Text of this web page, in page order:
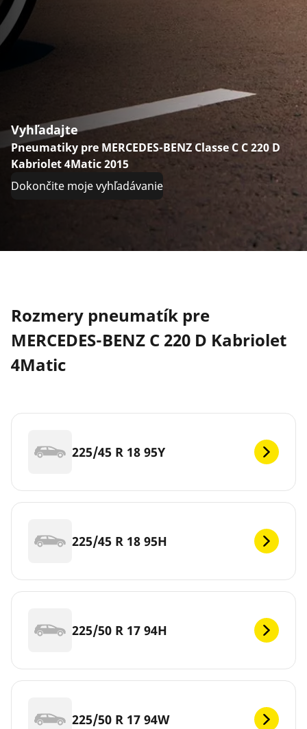
Vyhľadajte
Pneumatiky pre MERCEDES-BENZ Classe C C 220 D
Kabriolet 4Matic 2015
Dokončite moje vyhľadávanie
Rozmery pneumatík pre
MERCEDES-BENZ C 220 D Kabriolet
4Matic
225/45 R 18 95Y
225/45 R 18 95H
225/50 R 17 94H
225/50 R 17 94W